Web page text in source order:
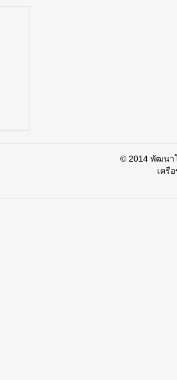
© 2014 พัฒนา
เครื